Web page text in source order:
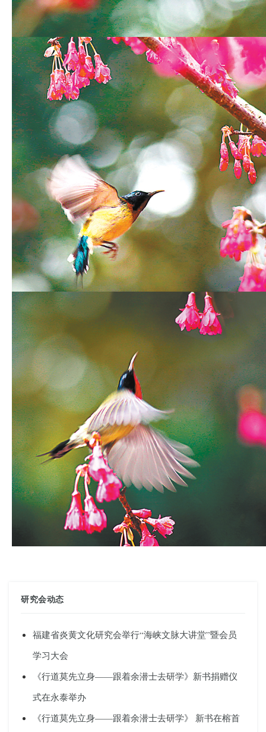
研究会动态
福建省炎黄文化研究会举行“海峡文脉大讲堂”暨会员
学习大会
《行道莫先立身——跟着余潜士去研学》新书捐赠仪
式在永泰举办
《行道莫先立身——跟着余潜士去研学》 新书在榕首